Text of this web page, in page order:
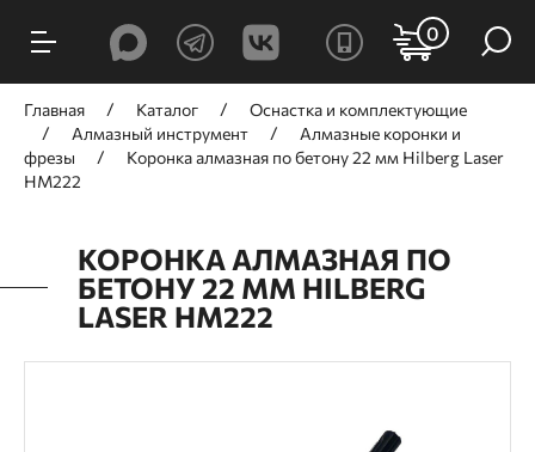
0
Главная Каталог
Оснастка и комплектующие
Алмазный инструмент
Алмазные коронки и
фрезы
Коронка алмазная по бетону 22 мм Hilberg Laser
HM222
КОРОНКА АЛМАЗНАЯ ПО
БЕТОНУ 22 ММ HILBERG
LASER HM222